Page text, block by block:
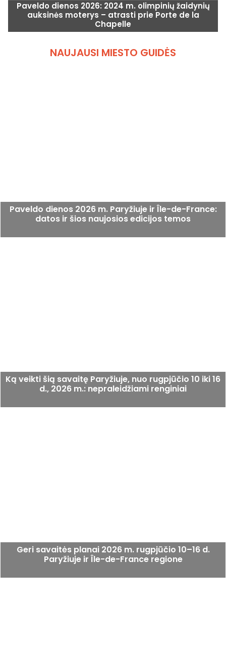
Paveldo dienos 2026: 2024 m. olimpinių žaidynių
auksinės moterys – atrasti prie Porte de la
Chapelle
NAUJAUSI MIESTO GUIDĖS
Paveldo dienos 2026 m. Paryžiuje ir Île-de-France:
datos ir šios naujosios edicijos temos
Ką veikti šią savaitę Paryžiuje, nuo rugpjūčio 10 iki 16
d., 2026 m.: nepraleidžiami renginiai
Geri savaitės planai 2026 m. rugpjūčio 10–16 d.
Paryžiuje ir Île-de-France regione